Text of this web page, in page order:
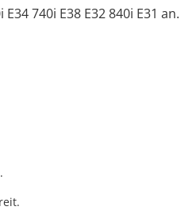
E34 740i E38 E32 840i E31 an.